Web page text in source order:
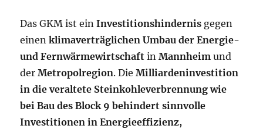
Das GKM ist einInvestitionshindernis gegen
einenklimaverträglichen Umbau der Energie-
und Fernwärmewirtschaft inMannheimund
derMetropolregion. DieMilliardeninvestition
in die veraltete Steinkohleverbrennung wie
bei Bau des Block 9 behindert sinnvolle
Investitionen in Energieeffizienz,